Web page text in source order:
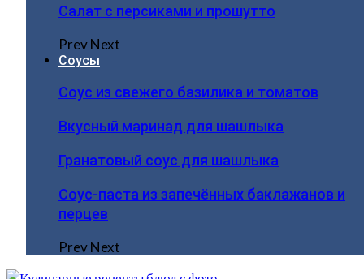
Салат с персиками и прошутто
PrevNext
Соусы
Соус из свежего базилика и томатов
Вкусный маринад для шашлыка
Гранатовый соус для шашлыка
Соус-паста из запечённых баклажанов и
перцев
PrevNext